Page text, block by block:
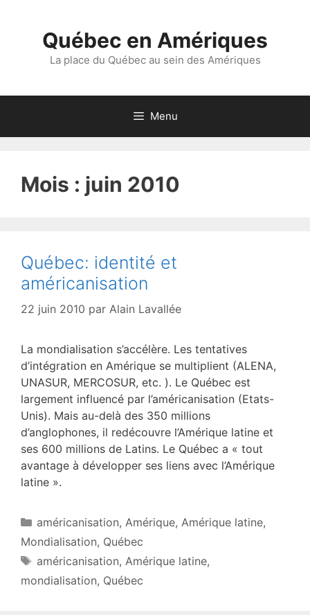
Québec en Amériques
La place du Québec au sein des Amériques
Menu
Mois : juin 2010
Québec: identité et
américanisation
22 juin 2010 par Alain Lavallée
La mondialisation s’accélère. Les tentatives
d’intégration en Amérique se multiplient (ALENA,
UNASUR, MERCOSUR, etc. ). Le Québec est
largement influencé par l’américanisation (Etats-
Unis). Mais au-delà des 350 millions
d’anglophones, il redécouvre l’Amérique latine et
ses 600 millions de Latins. Le Québec a « tout
avantage à développer ses liens avec l’Amérique
latine ».
Catégories
américanisation, Amérique, Amérique latine,
Mondialisation, Québec
Étiquettes
américanisation, Amérique latine,
mondialisation, Québec